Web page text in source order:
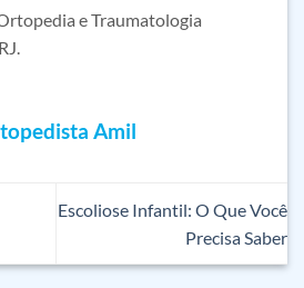
e Traumatologia
Amil
Escoliose Infantil: O Que Você
Precisa Saber